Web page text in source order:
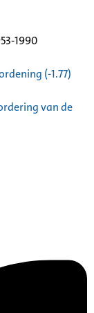
1990
(-1.77)
van de